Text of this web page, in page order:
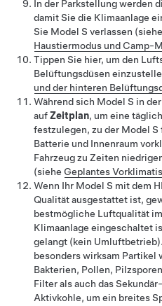
In der Parkstellung werden
damit Sie die Klimaanlage
Sie Model S verlassen (siehe
Haustiermodus und Camp-
Tippen Sie hier, um den
Belüftungsdüsen
und der hinteren
Während sich Model S in
aufZeitplan, um eine
festzulegen, zu der Model S
Batterie und Innenraum
Fahrzeug zu Zeiten
(siehe Geplantes
Wenn Ihr Model S mit dem
Qualität ausgestattet ist,
bestmögliche Luftqualität
Klimaanlage eingeschaltet
gelangt (kein
besonders wirksam Partikel
Bakterien, Pollen,
Filter als auch das
Aktivkohle, um ein breites